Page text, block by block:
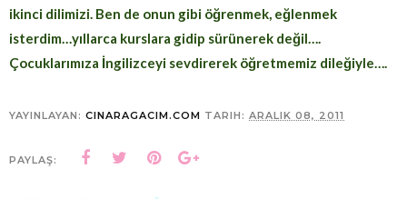
ikinci dilimizi. Ben de onun gibi öğrenmek, eğlenmek
isterdim…yıllarca kurslara gidip sürünerek değil….
Çocuklarımıza İngilizceyi sevdirerek öğretmemiz dileğiyle….
YAYINLAYAN: CINARAGACIM.COM TARIH: ARALIK 08, 2011
PAYLAŞ: